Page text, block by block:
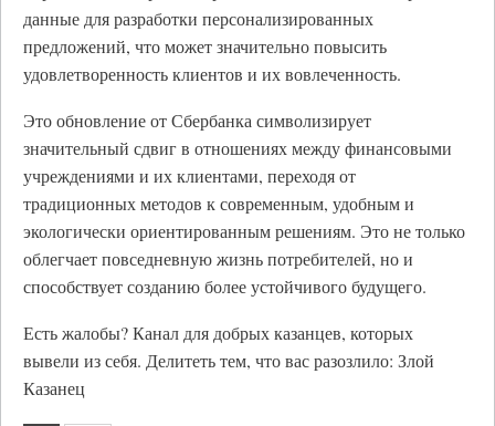
данные для разработки персонализированных
предложений, что может значительно повысить
удовлетворенность клиентов и их вовлеченность.
Это обновление от Сбербанка символизирует
значительный сдвиг в отношениях между финансовыми
учреждениями и их клиентами, переходя от
традиционных методов к современным, удобным и
экологически ориентированным решениям. Это не только
облегчает повседневную жизнь потребителей, но и
способствует созданию более устойчивого будущего.
Есть жалобы? Канал для добрых казанцев, которых
вывели из себя. Делитеть тем, что вас разозлило: Злой
Казанец